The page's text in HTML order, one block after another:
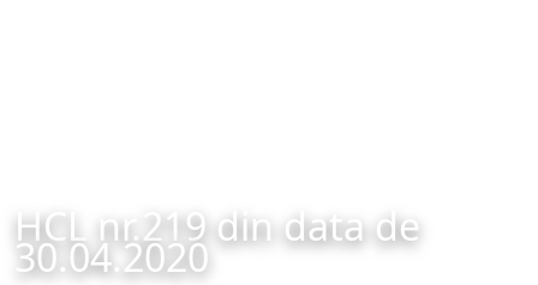
HCL nr.219 din data de
30.04.2020